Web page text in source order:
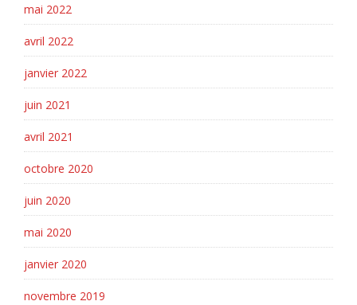
mai 2022
avril 2022
janvier 2022
juin 2021
avril 2021
octobre 2020
juin 2020
mai 2020
janvier 2020
novembre 2019